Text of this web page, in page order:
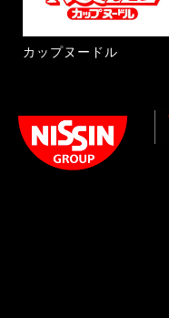
カップヌードル